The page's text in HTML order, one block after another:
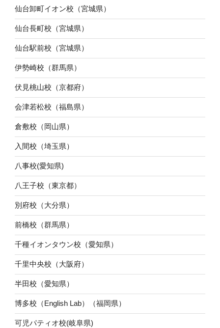
仙台卸町イオン校（宮城県）
仙台長町校（宮城県）
仙台駅前校（宮城県）
伊勢崎校（群馬県）
伏見桃山校（京都府）
会津若松校（福島県）
倉敷校（岡山県）
入間校（埼玉県）
八事校(愛知県)
八王子校（東京都）
別府校（大分県）
前橋校（群馬県）
千種イオンタウン校（愛知県）
千里中央校（大阪府）
半田校（愛知県）
博多校（English Lab）（福岡県）
可児パティオ校(岐阜県)